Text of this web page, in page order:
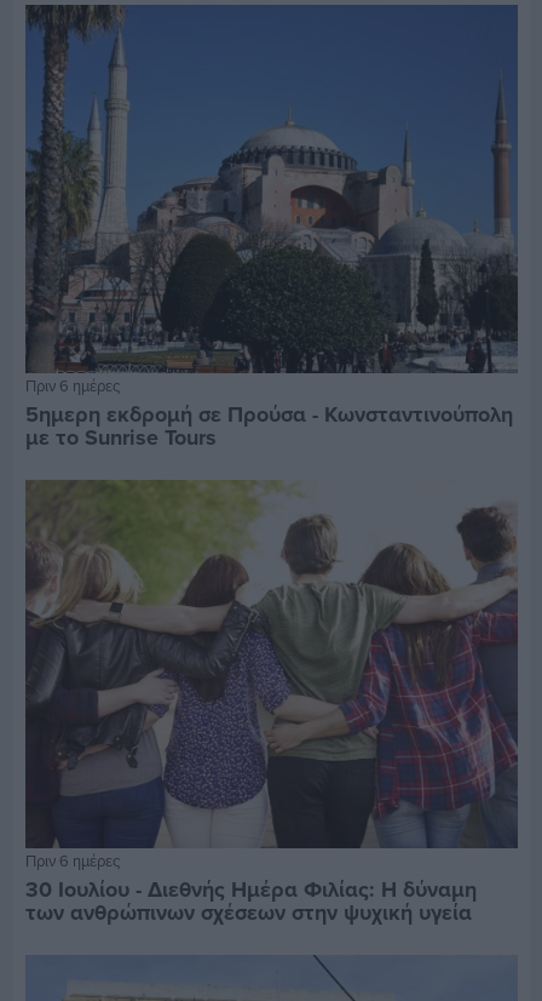
Πριν 6 ημέρες
5ημερη εκδρομή σε Προύσα - Κωνσταντινούπολη
με το Sunrise Tours
Πριν 6 ημέρες
30 Ιουλίου - Διεθνής Ημέρα Φιλίας: Η δύναμη
των ανθρώπινων σχέσεων στην ψυχική υγεία